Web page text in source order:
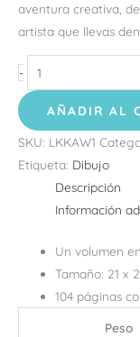
aventura creativa,
artista que llevas
-
AÑADIR AL
SKU: LKKAW1
Etiqueta: Dibujo
Descripción
Información
Un volumen
Tamaño: 21 x
104 páginas
Peso